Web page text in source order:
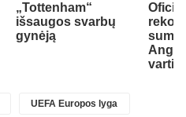
„Tottenham“
išsaugos svarbų
gynėją
sumą
UEFA Europos lyga